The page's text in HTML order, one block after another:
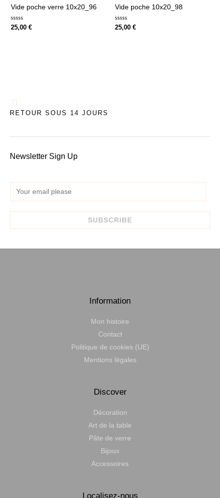
Vide poche verre 10x20_96
Note
25,00 €
Vide poche 10x20_98
Note
25,00 €
RETOUR SOUS 14 JOURS
Newsletter Sign Up
m
a
SUBSCRIBE
Information
Mon histoire
Contact
Politique de cookies (UE)
Mentions légales
Discover
Décoration
Art de la table
Pâte de verre
Bijoux
Accessoires
Localisez-nous